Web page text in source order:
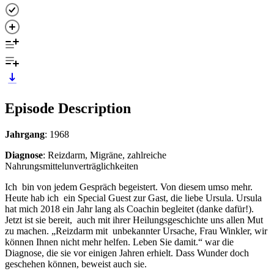
Episode Description
Jahrgang: 1968
Diagnose: Reizdarm, Migräne, zahlreiche
Nahrungsmittelunverträglichkeiten
Ich bin von jedem Gespräch begeistert. Von diesem umso mehr.
Heute hab ich ein Special Guest zur Gast, die liebe Ursula. Ursula
hat mich 2018 ein Jahr lang als Coachin begleitet (danke dafür!).
Jetzt ist sie bereit, auch mit ihrer Heilungsgeschichte uns allen Mut
zu machen. „Reizdarm mit unbekannter Ursache, Frau Winkler, wir
können Ihnen nicht mehr helfen. Leben Sie damit.“ war die
Diagnose, die sie vor einigen Jahren erhielt. Dass Wunder doch
geschehen können, beweist auch sie.